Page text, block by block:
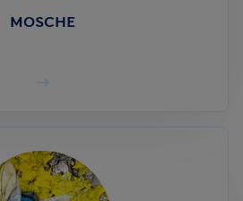
MOSCHE